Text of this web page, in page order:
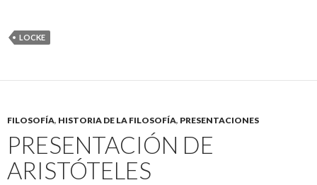
LOCKE
FILOSOFÍA, HISTORIA DE LA FILOSOFÍA, PRESENTACIONES
PRESENTACIÓN DE
ARISTÓTELES